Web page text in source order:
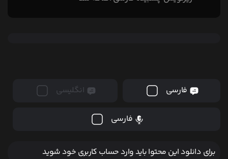
فارسی انگلیسی
فارسی
برای دانلود این محتوا باید وارد حساب کاربری خود شوید